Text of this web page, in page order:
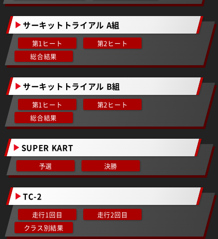
サーキットトライアル A組
第1ヒート
第2ヒート
総合結果
サーキットトライアル B組
第1ヒート
第2ヒート
総合結果
SUPER KART
予選 決勝
TC-2
走行1回目
走行2回目
クラス別結果